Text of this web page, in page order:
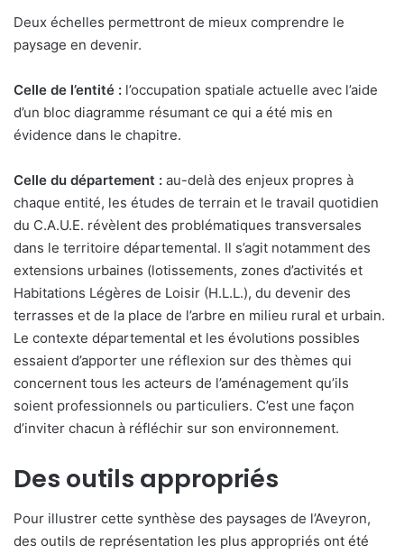
Deux échelles permettront de mieux comprendre le
paysage en devenir.
Celle de l’entité : l’occupation spatiale actuelle avec l’aide
d’un bloc diagramme résumant ce qui a été mis en
évidence dans le chapitre.
Celle du département : au-delà des enjeux propres à
chaque entité, les études de terrain et le travail quotidien
du C.A.U.E. révèlent des problématiques transversales
dans le territoire départemental. Il s’agit notamment des
extensions urbaines (lotissements, zones d’activités et
Habitations Légères de Loisir (H.L.L.), du devenir des
terrasses et de la place de l’arbre en milieu rural et urbain.
Le contexte départemental et les évolutions possibles
essaient d’apporter une réflexion sur des thèmes qui
concernent tous les acteurs de l’aménagement qu’ils
soient professionnels ou particuliers. C’est une façon
d’inviter chacun à réfléchir sur son environnement.
Des outils appropriés
Pour illustrer cette synthèse des paysages de l’Aveyron,
des outils de représentation les plus appropriés ont été